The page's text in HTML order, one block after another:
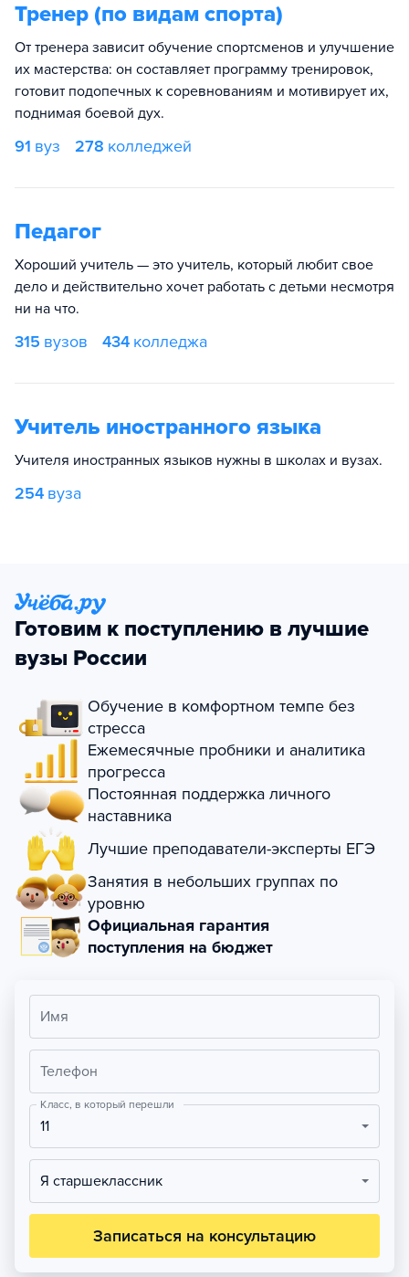
Тренер (по видам спорта)
От тренера зависит обучение спортсменов и улучшение
их мастерства: он составляет программу тренировок,
готовит подопечных к соревнованиям и мотивирует их,
поднимая боевой дух.
91 вуз 278 колледжей
Педагог
Хороший учитель — это учитель, который любит свое
дело и действительно хочет работать с детьми несмотря
ни на что.
315 вузов 434 колледжа
Учитель иностранного языка
Учителя иностранных языков нужны в школах и вузах.
254 вуза
Готовим к поступлению в лучшие
вузы России
Обучение в комфортном темпе без
стресса
Ежемесячные пробники и аналитика
прогресса
Постоянная поддержка личного
наставника
Лучшие преподаватели-эксперты ЕГЭ
Занятия в небольших группах по
уровню
Официальная гарантия
поступления на бюджет
Имя
Телефон
Класс, в который перешли
11
Я старшеклассник
Записаться на консультацию